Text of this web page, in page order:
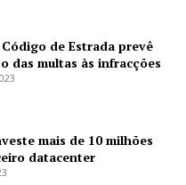
de Estrada prevê
das multas às infracções
mais de 10 milhões
datacenter